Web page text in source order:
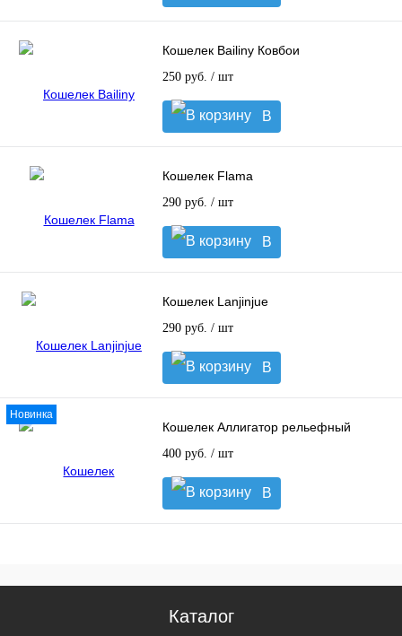
корзину
Кошелек Bailiny Ковбои
250 руб. / шт
В
корзину
Кошелек Flama
290 руб. / шт
В
корзину
Кошелек Lanjinjue
290 руб. / шт
В
корзину
Новинка
Кошелек Аллигатор рельефный
400 руб. / шт
В
корзину
Каталог